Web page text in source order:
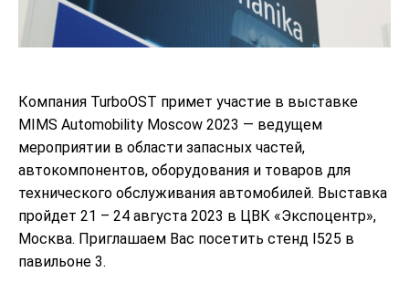
Компания TurboOST примет участие в выставке
MIMS Automobility Moscow 2023 — ведущем
мероприятии в области запасных частей,
автокомпонентов, оборудования и товаров для
технического обслуживания автомобилей. Выставка
пройдет 21 – 24 августа 2023 в ЦВК «Экспоцентр»,
Москва. Приглашаем Вас посетить стенд I525 в
павильоне 3.